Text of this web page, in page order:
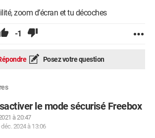
zoom d’écran et tu décoches
-1
Posez votre question
le mode sécurisé Freebox
à 20:47
déc. 2024 à 13:06